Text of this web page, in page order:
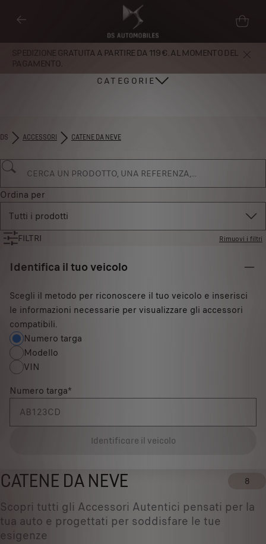
SPEDIZIONE GRATUITA A PARTIRE DA 119 €. AL MOMENTO DEL
PAGAMENTO.
CATEGORIE
DS ACCESSORI CATENE DA NEVE
Ordina per
Tutti i prodotti
FILTRI Rimuovi i filtri
Identifica il tuo veicolo
Scegli il metodo per riconoscere il tuo veicolo e inserisci
le informazioni necessarie per visualizzare gli accessori
compatibili.
Numero targa
Modello
VIN
Numero targa*
Identificare il veicolo
CATENE DA NEVE 8
Scopri tutti gli Accessori Autentici pensati per la
tua auto e progettati per soddisfare le tue
esigenze